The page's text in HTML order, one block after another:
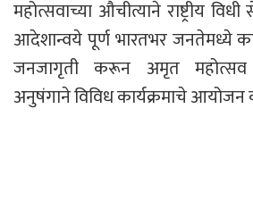
महोत्सवाच्या औचीत्याने राष्ट्रीय
आदेशान्वये पूर्ण भारतभर जनतेमध्ये
जनजागृती करून अमृत महोत्सव
अनुषंगाने विविध कार्यक्रमाचे